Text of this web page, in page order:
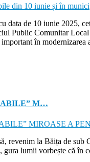
data de 10 iunie
Public Comunitar
în modernizarea
M…
revenim la Băița de
lumii vorbește că